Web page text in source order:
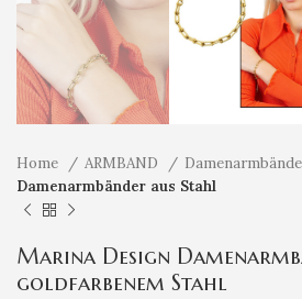
Home ARMBAND
Damenarmbänder aus Stahl
Marina Design
goldfarbenem Stahl